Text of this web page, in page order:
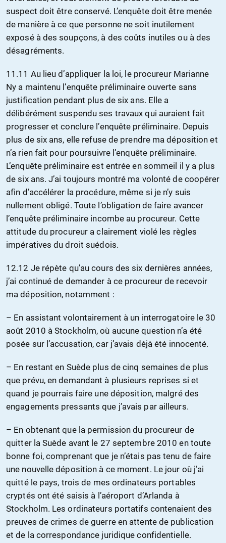
suspect doit être conservé. L’enquête doit être menée
de manière à ce que personne ne soit inutilement
exposé à des soupçons, à des coûts inutiles ou à des
désagréments.
11.11 Au lieu d’appliquer la loi, le procureur Marianne
Ny a maintenu l’enquête préliminaire ouverte sans
justification pendant plus de six ans. Elle a
délibérément suspendu ses travaux qui auraient fait
progresser et conclure l’enquête préliminaire. Depuis
plus de six ans, elle refuse de prendre ma déposition et
n’a rien fait pour poursuivre l’enquête préliminaire.
L’enquête préliminaire est entrée en sommeil il y a plus
de six ans. J’ai toujours montré ma volonté de coopérer
afin d’accélérer la procédure, même si je n’y suis
nullement obligé. Toute l’obligation de faire avancer
l’enquête préliminaire incombe au procureur. Cette
attitude du procureur a clairement violé les règles
impératives du droit suédois.
12.12 Je répète qu’au cours des six dernières années,
j’ai continué de demander à ce procureur de recevoir
ma déposition, notamment :
– En assistant volontairement à un interrogatoire le 30
août 2010 à Stockholm, où aucune question n’a été
posée sur l’accusation, car j’avais déjà été innocenté.
– En restant en Suède plus de cinq semaines de plus
que prévu, en demandant à plusieurs reprises si et
quand je pourrais faire une déposition, malgré des
engagements pressants que j’avais par ailleurs.
– En obtenant que la permission du procureur de
quitter la Suède avant le 27 septembre 2010 en toute
bonne foi, comprenant que je n’étais pas tenu de faire
une nouvelle déposition à ce moment. Le jour où j’ai
quitté le pays, trois de mes ordinateurs portables
cryptés ont été saisis à l’aéroport d’Arlanda à
Stockholm. Les ordinateurs portatifs contenaient des
preuves de crimes de guerre en attente de publication
et de la correspondance juridique confidentielle.